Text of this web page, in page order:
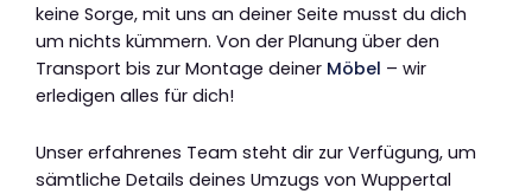
keine Sorge, mit uns an deiner Seite musst du dich
um nichts kümmern. Von der Planung über den
Transport bis zur Montage deiner Möbel – wir
erledigen alles für dich!
Unser erfahrenes Team steht dir zur Verfügung, um
sämtliche Details deines Umzugs von Wuppertal